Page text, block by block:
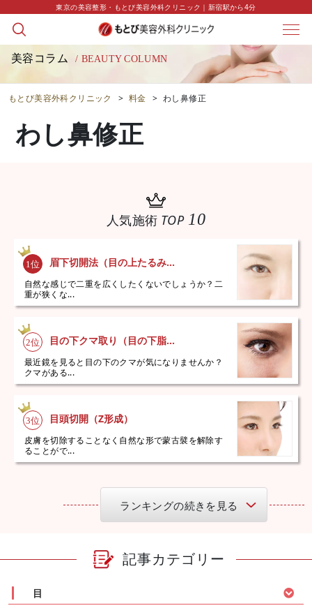
東京の美容整形・もとび美容外科クリニック｜新宿駅から4分
美容コラム / BEAUTY COLUMN
もとび美容外科クリニック > 料金 > わし鼻修正
わし鼻修正
人気施術 TOP 10
眉下切開法（目の上たるみ...
自然な感じで二重を広くしたくないでしょうか？二
重が狭くな...
目の下クマ取り（目の下脂...
最近鏡を見ると目の下のクマが気になりませんか？
クマがある...
目頭切開（Z形成）
皮膚を切除することなく自然な形で蒙古襞を解除す
ることがで...
ランキングの続きを見る
記事カテゴリー
目